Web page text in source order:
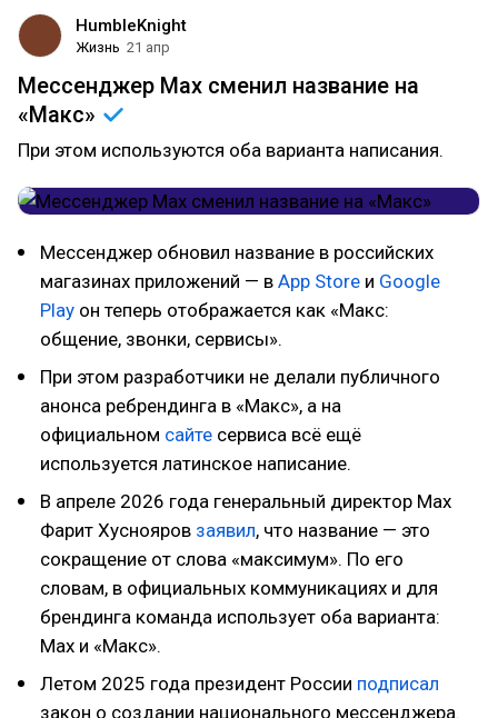
HumbleKnight
Жизнь 21 апр
Мессенджер Max сменил название на
«Макс»
При этом используются оба варианта написания.
Мессенджер обновил название в российских
магазинах приложений — в App Store и Google
Play он теперь отображается как «Макс:
общение, звонки, сервисы».
При этом разработчики не делали публичного
анонса ребрендинга в «Макс», а на
официальном сайте сервиса всё ещё
используется латинское написание.
В апреле 2026 года генеральный директор Max
Фарит Хуснояров заявил, что название — это
сокращение от слова «максимум». По его
словам, в официальных коммуникациях и для
брендинга команда использует оба варианта:
Max и «Макс».
Летом 2025 года президент России подписал
закон о создании национального мессенджера.